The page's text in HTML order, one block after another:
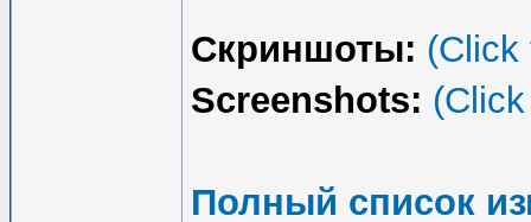
Скриншоты: (Click
Screenshots:
Полный список